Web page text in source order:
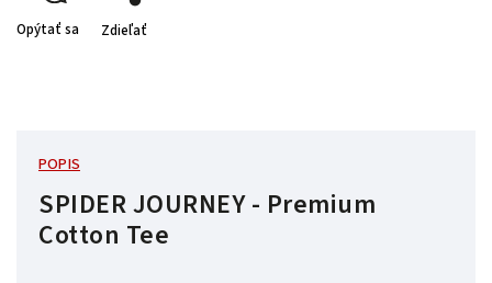
Opýtať sa Zdieľať
POPIS
SPIDER JOURNEY - Premium
Cotton Tee